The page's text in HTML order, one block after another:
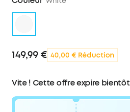
149,99 € 40,00 € Réduction
Vite ! Cette offre expire bientôt